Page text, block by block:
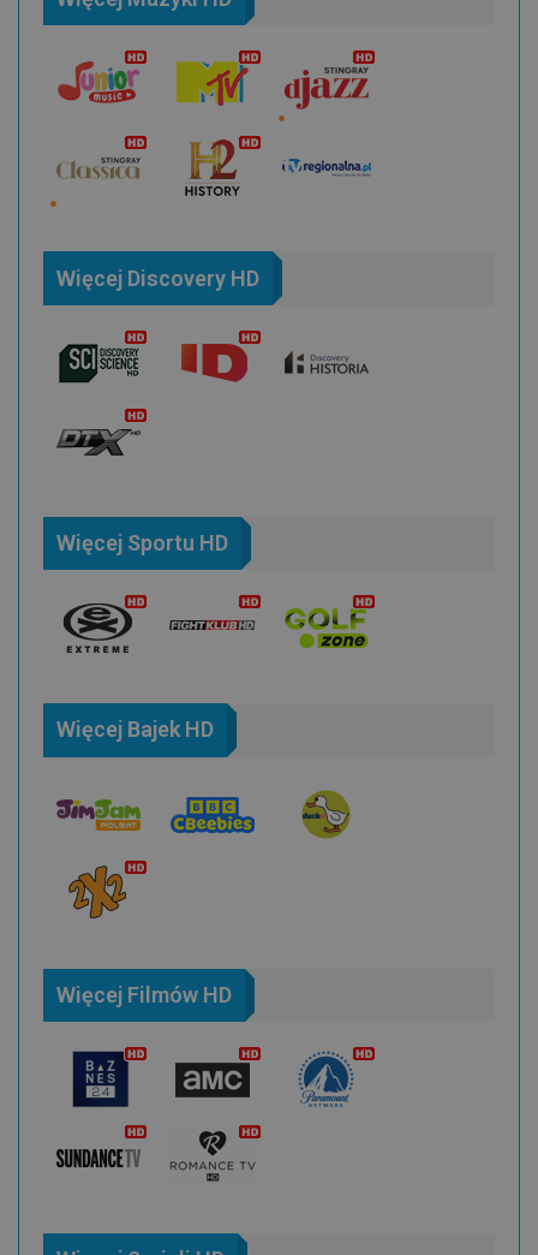
Więcej Discovery HD
Więcej Sportu HD
Więcej Bajek HD
Więcej Filmów HD